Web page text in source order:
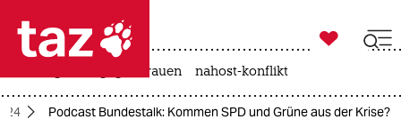
 taz zahl ich
taz zahl ich

taz zahl ich
gewalt gegen frauen nahost-konflikt
Podcast Bundestalk: Kommen SPD und Grüne aus der Krise?